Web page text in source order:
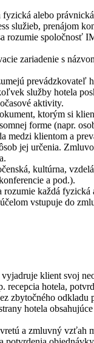
alebo
služieb, prenájom
rozumie spoločnosť
zariadenie s
prevádzkovateľ
služby hotela
aktivity.
ktorým si
forme (napr.
medzi klientom a
jej určenia.
kultúrna,
a pod.).
rozumie každá
vstupuje do
klient svoj
recepcia hotela,
zbytočného
hotela
a zmluvný vzťah